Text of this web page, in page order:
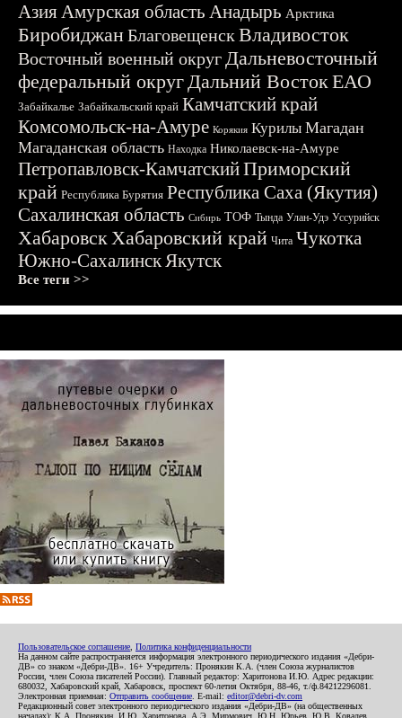
АзияАмурская область Анадырь Арктика
БиробиджанБлаговещенскВладивосток
Восточный военный округДальневосточный
федеральный округДальний ВостокЕАО
Забайкалье Забайкальский край Камчатский край
Комсомольск-на-Амуре Корякия Курилы Магадан
Магаданская область Находка Николаевск-на-Амуре
Петропавловск-КамчатскийПриморский
край Республика Бурятия Республика Саха (Якутия)
Сахалинская область Сибирь ТОФ Тында Улан-Удэ Уссурийск
ХабаровскХабаровский край Чита Чукотка
Южно-СахалинскЯкутск
Все теги >>
Пользовательское соглашение Политика конфиденциальности
На данном сайте распространяется информация электронного периодического издания «Дебри-
ДВ» со знаком «Дебри-ДВ». 16+ Учредитель: Пронякин К.А. (член Союза журналистов
России, член Союза писателей России). Главный редактор: Харитонова И.Ю. Адрес редакции:
680032, Хабаровский край, Хабаровск, проспект 60-летия Октября, 88-46, т./ф.84212296081.
Электронная приемная: Отправить сообщение . E-mail: editor@debri-dv.com
Редакционный совет электронного периодического издания «Дебри-ДВ» (на общественных
началах): К.А. Пронякин, И.Ю. Харитонова, А.Э. Мирмович, Ю.Н. Юрьев, Ю.В. Ковалев,